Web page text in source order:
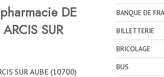
DE
SUR
SUR AUBE (10700)
BANQUE DE
BILLETTERIE
BRICOLAGE
BUS